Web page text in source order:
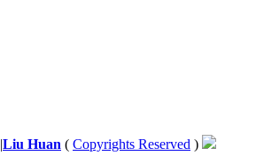
|Liu Huan ( Copyrights Reserved )